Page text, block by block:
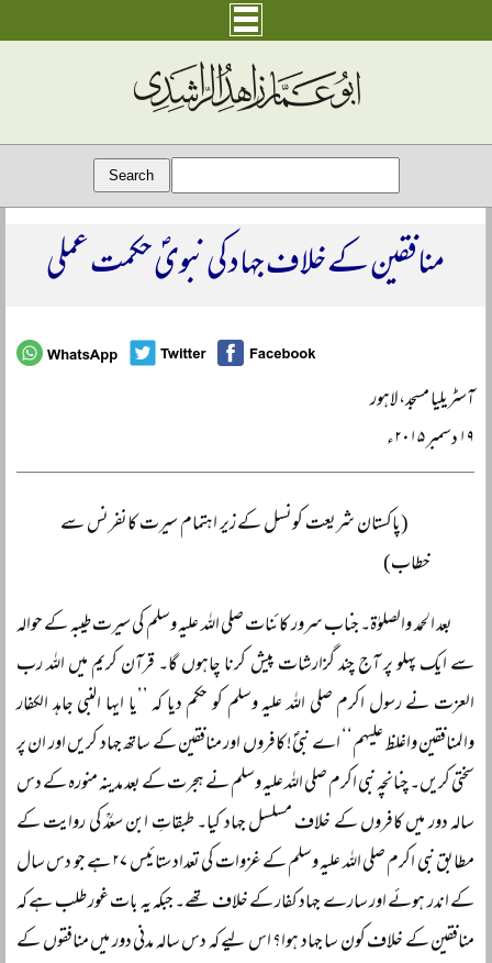
منافقین کے خلاف جہاد کی نبویؐ حکمت عملی
آسٹریلیا مسجد، لاہور
۱۹ دسمبر ۲۰۱۵ء
(پاکستان شریعت کونسل کے زیر اہتمام سیرت کانفرنس سے
خطاب)
بعد الحمد والصلوٰۃ۔ جناب سرور کائنات صلی اللہ علیہ وسلم کی سیرت طیبہ کے حوالہ
سے ایک پہلو پر آج چند گزارشات پیش کرنا چاہوں گا۔ قرآن کریم میں اللہ رب
العزت نے رسول اکرم صلی اللہ علیہ وسلم کو حکم دیا کہ ’’یا ایہا النبی جاہد الکفار
والمنافقین واغلظ علیہم‘‘ اے نبیؐ! کافروں اور منافقین کے ساتھ جہاد کریں اور ان پر
سختی کریں۔ چنانچہ نبی اکرم صلی اللہ علیہ وسلم نے ہجرت کے بعد مدینہ منورہ کے دس
سالہ دور میں کافروں کے خلاف مسلسل جہاد کیا۔ طبقاتِ ابن سعدؒ کی روایت کے
مطابق نبی اکرم صلی اللہ علیہ وسلم کے غزوات کی تعداد ستائیس ۲۷ ہے جو دس سال
کے اندر ہوئے اور سارے جہاد کفار کے خلاف تھے۔ جبکہ یہ بات غور طلب ہے کہ
منافقین کے خلاف کون سا جہاد ہوا؟ اس لیے کہ دس سالہ مدنی دور میں منافقوں کے